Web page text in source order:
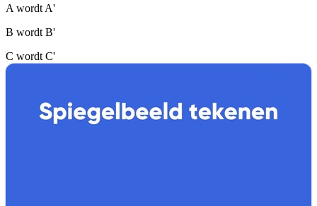
A wordt A'
B wordt B'
C wordt C'